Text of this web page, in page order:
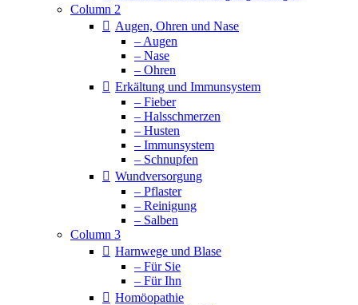
Column 2
Augen, Ohren und Nase
– Augen
– Nase
– Ohren
Erkältung und Immunsystem
– Fieber
– Halsschmerzen
– Husten
– Immunsystem
– Schnupfen
Wundversorgung
– Pflaster
– Reinigung
– Salben
Column 3
Harnwege und Blase
– Für Sie
– Für Ihn
Homöopathie